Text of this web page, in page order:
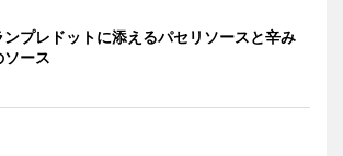
ンプレドットに添えるパセリソースと辛み
ソース